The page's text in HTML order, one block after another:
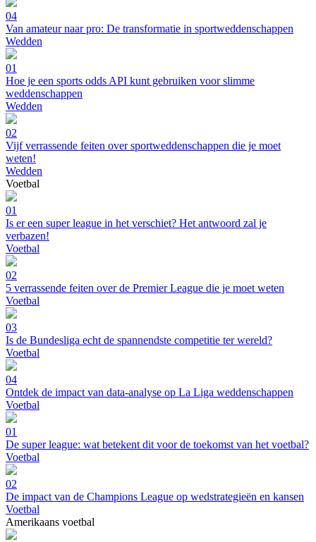
04
Van amateur naar pro: De transformatie in sportweddenschappen
Wedden
01
Hoe je een sports odds API kunt gebruiken voor slimme
weddenschappen
Wedden
02
Vijf verrassende feiten over sportweddenschappen die je moet
weten!
Wedden
Voetbal
01
Is er een super league in het verschiet? Het antwoord zal je
verbazen!
Voetbal
02
5 verrassende feiten over de Premier League die je moet weten
Voetbal
03
Is de Bundesliga echt de spannendste competitie ter wereld?
Voetbal
04
Ontdek de impact van data-analyse op La Liga weddenschappen
Voetbal
01
De super league: wat betekent dit voor de toekomst van het voetbal?
Voetbal
02
De impact van de Champions League op wedstrategieën en kansen
Voetbal
Amerikaans voetbal